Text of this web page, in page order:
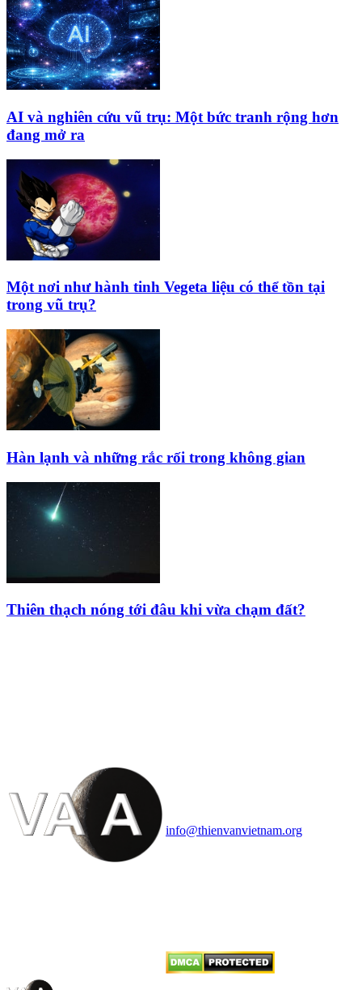
AI và nghiên cứu vũ trụ: Một bức tranh rộng hơn
đang mở ra
Một nơi như hành tinh Vegeta liệu có thể tồn tại
trong vũ trụ?
Hàn lạnh và những rắc rối trong không gian
Thiên thạch nóng tới đâu khi vừa chạm đất?
info@thienvanvietnam.org